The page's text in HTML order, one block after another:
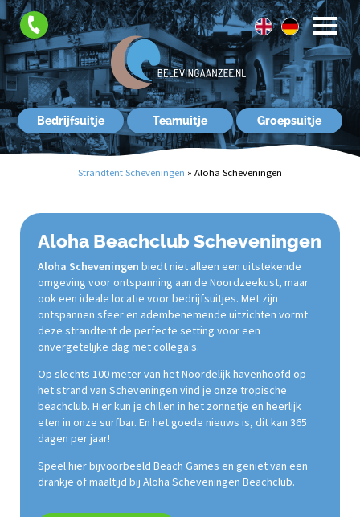
Bedrijfsuitje Teamuitje Groepsuitje
Contact
Strandtent Scheveningen » Aloha Scheveningen
Aloha Beachclub Scheveningen
Aloha Scheveningen biedt niet alleen een uitstekende
omgeving voor ontspanning aan de Noordzeekust, maar
ook een ideale locatie voor bedrijfsuitjes. Met zijn
ontspannen sfeer en adembenemende uitzichten vormt
deze strandtent de perfecte setting voor een
onvergetelijke dag met collega's.
Op slechts 100 meter van het Noordelijk havenhoofd op
het strand van Scheveningen vind je onze tropische
beachclub. Hier kun je chillen in het zonnetje en heerlijk
eten in onze surfbar. En het goede nieuws is, dit kan 365
dagen per jaar!
Speel hier bijvoorbeeld Beach Games en geniet van een
drankje of maaltijd bij Aloha Scheveningen Beachclub.